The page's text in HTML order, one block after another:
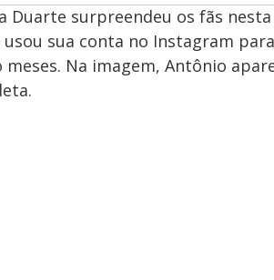
Duarte surpreendeu os fãs
usou sua conta no Instagram
Na imagem, Antônio